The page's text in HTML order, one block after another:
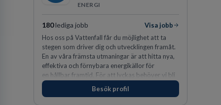
ENERGI
180lediga jobb
Visa jobb
Hos oss på Vattenfall får du möjlighet att ta
stegen som driver dig och utvecklingen framåt.
En av våra främsta utmaningar är att hitta nya,
effektiva och förnybara energikällor för
en hållbar framtid. För att lyckas behöver vi bli
fler medarbetare som vill göra skillnad.
Besök profil